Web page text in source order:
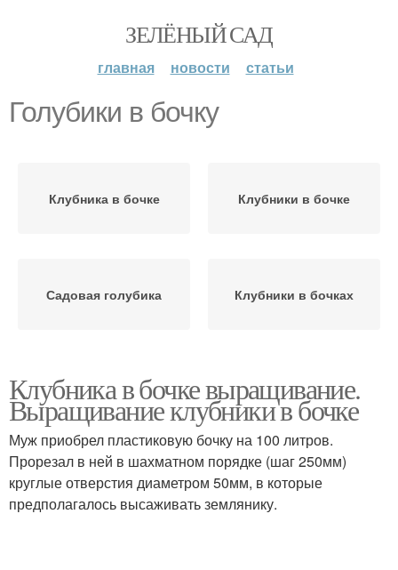
ЗЕЛЁНЫЙ САД
главная новости статьи
Голубики в бочку
Клубника в бочке Клубники в бочке
Садовая голубика Клубники в бочках
Клубника в бочке выращивание.
Выращивание клубники в бочке
Муж приобрел пластиковую бочку на 100 литров.
Прорезал в ней в шахматном порядке (шаг 250мм)
круглые отверстия диаметром 50мм, в которые
предполагалось высаживать землянику.